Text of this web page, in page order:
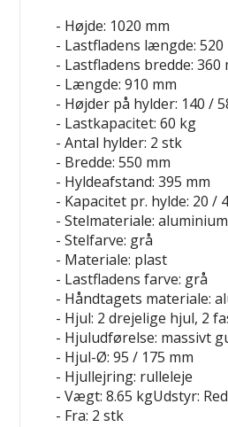
- Højde: 1020 mm
- Lastfladens længde: 520
- Lastfladens bredde: 360
- Længde: 910 mm
- Højder på hylder: 140 /
- Lastkapacitet: 60 kg
- Antal hylder: 2 stk
- Bredde: 550 mm
- Hyldeafstand: 395 mm
- Kapacitet pr. hylde: 20 /
- Stelmateriale: aluminium
- Stelfarve: grå
- Materiale: plast
- Lastfladens farve: grå
- Håndtagets materiale:
- Hjul: 2 drejelige hjul, 2
- Hjuludførelse: massivt
- Hjul-Ø: 95 / 175 mm
- Hjullejring: rulleleje
- Vægt: 8.65 kgUdstyr:
- Fra: 2 stk